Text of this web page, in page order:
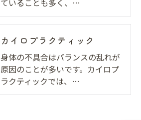
ていることも多く、…
カイロプラクティック
身体の不具合はバランスの乱れが
原因のことが多いです。カイロプ
ラクティックでは、…